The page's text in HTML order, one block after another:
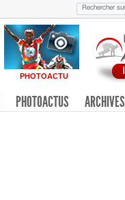
PHOTOACTU
PHOTOACTUS ARCHIVES